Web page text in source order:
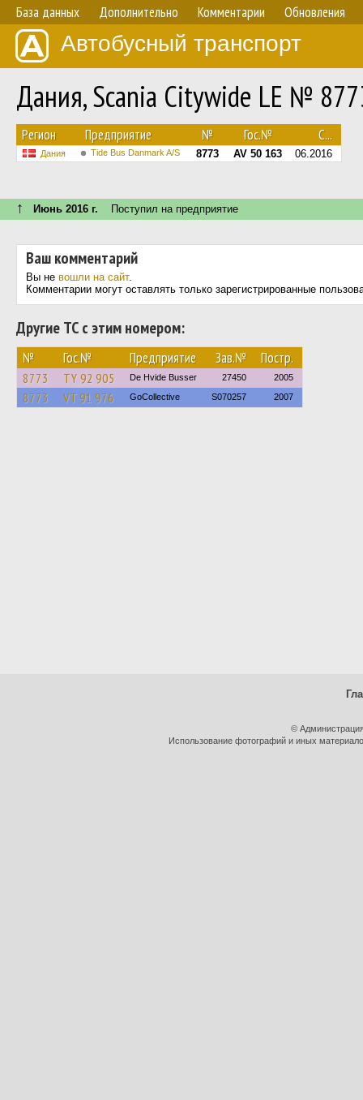
База данных Дополнительно Комментарии Обновления
Автобусный транспорт
Дания, Scania Citywide LE №
Регион Предприятие № Гос.№ С...
Дания Tide Bus Danmark A/S 8773 AV 50 163 06.2016
↑ Июнь 2016 г. Поступил на предприятие
Ваш комментарий
Вы не вошли на сайт.
Комментарии могут оставлять только зарегистрированные
Другие ТС с этим номером:
№ Гос.№ Предприятие Зав.№ Постр.
8773 TY 92 905 De Hvide Busser 27450 2005
8773 VT 91 976 GoCollective S070257 2007
©
Использование фотографий и иных